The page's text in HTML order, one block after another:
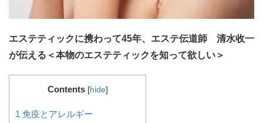
エステティックに携わって45年、エステ伝道師 清水收一
が伝える＜本物のエステティックを知って欲しい＞
Contents [hide]
1 免疫とアレルギー